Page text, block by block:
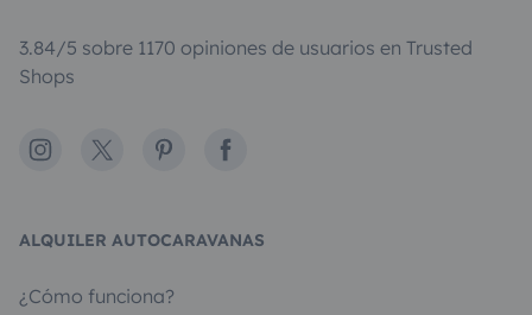
3.84/5 sobre 1170 opiniones de usuarios en Trusted
Shops
Instagram
X PinterestFacebook
ALQUILER AUTOCARAVANAS
¿Cómo funciona?